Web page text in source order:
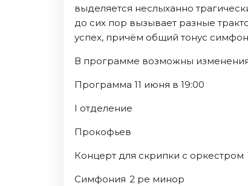
выделяется неслыханно
до сих пор вызывает разные
успех, причём общий тонус
В программе возможны
Программа 11 июня в 19:00
I отделение
Прокофьев
Концерт для скрипки с
Симфония 2 ре минор